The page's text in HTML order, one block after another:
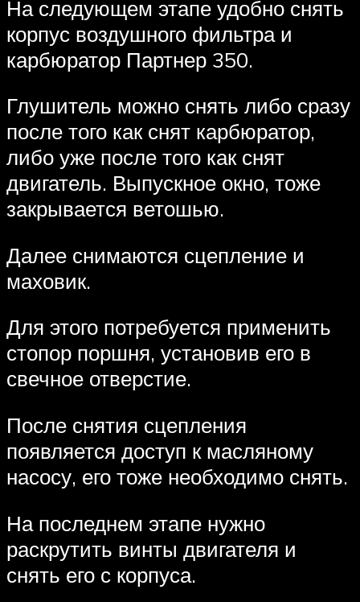
На следующем этапе удобно снять
корпус воздушного фильтра и
карбюратор Партнер 350.
Глушитель можно снять либо сразу
после того как снят карбюратор,
либо уже после того как снят
двигатель. Выпускное окно, тоже
закрывается ветошью.
Далее снимаются сцепление и
маховик.
Для этого потребуется применить
стопор поршня, установив его в
свечное отверстие.
После снятия сцепления
появляется доступ к масляному
насосу, его тоже необходимо снять.
На последнем этапе нужно
раскрутить винты двигателя и
снять его с корпуса.